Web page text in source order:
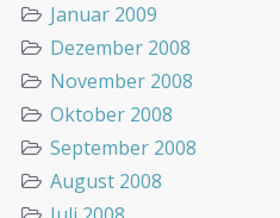
Januar 2009
Dezember 2008
November 2008
Oktober 2008
September 2008
August 2008